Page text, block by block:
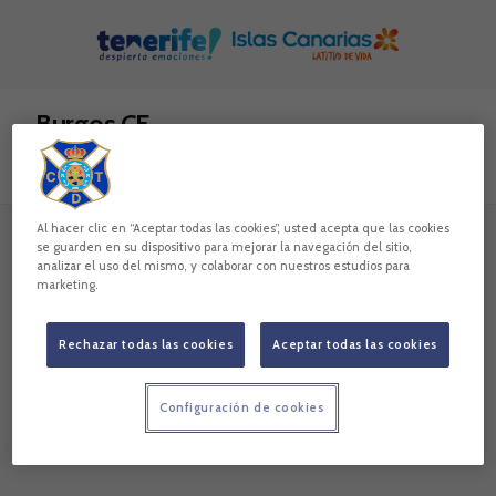
Burgos CF
Todo Noticias
Lo sentimos, no hemos encontrado nada.
Intenta otra búsqueda.
Al hacer clic en “Aceptar todas las cookies”, usted acepta que las cookies
se guarden en su dispositivo para mejorar la navegación del sitio,
analizar el uso del mismo, y colaborar con nuestros estudios para
marketing.
Rechazar todas las cookies Aceptar todas las cookies
Configuración de cookies